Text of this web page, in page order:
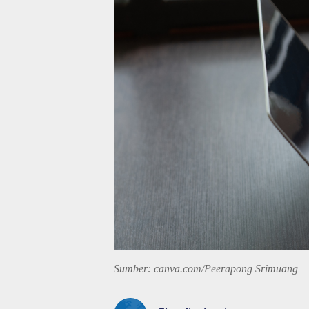
Sumber: canva.com/Peerapong Srimuang